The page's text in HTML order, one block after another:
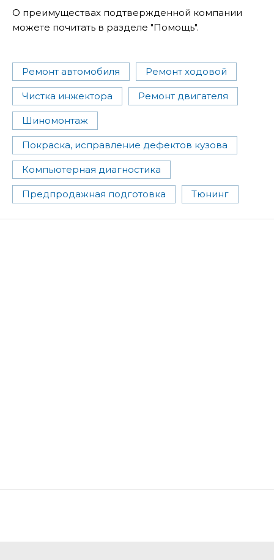
О преимуществах подтвержденной компании
можете почитать в разделе "Помощь".
Ремонт автомобиля Ремонт ходовой
Чистка инжектора Ремонт двигателя
Шиномонтаж
Покраска, исправление дефектов кузова
Компьютерная диагностика
Предпродажная подготовка Тюнинг